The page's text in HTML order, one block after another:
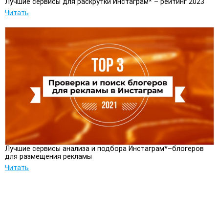
Лучшие сервисы для раскрутки Инстаграм* – рейтинг 2023
Читать
Лучшие сервисы анализа и подбора Инстаграм*–блогеров
для размещения рекламы
Читать